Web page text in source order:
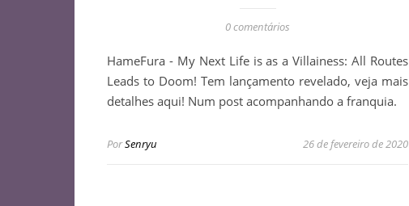
0 comentários
HameFura - My Next Life is as a Villainess: All Routes
Leads to Doom! Tem lançamento revelado, veja mais
detalhes aqui! Num post acompanhando a franquia.
PorSenryu 26 de fevereiro de 2020